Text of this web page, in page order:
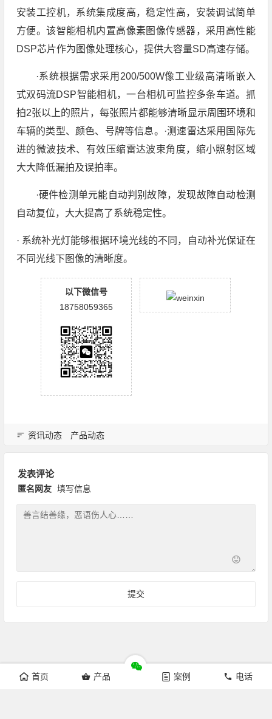
安装工控机，系统集成度高，稳定性高，安装调试简单
方便。该智能相机内置高像素图像传感器，采用高性能
DSP芯片作为图像处理核心，提供大容量SD高速存储。
·系统根据需求采用200/500W像工业级高清晰嵌入
式双码流DSP智能相机，一台相机可监控多条车道。抓
拍2张以上的照片，每张照片都能够清晰显示周围环境和
车辆的类型、颜色、号牌等信息。·测速雷达采用国际先
进的微波技术、有效压缩雷达波束角度，缩小照射区域
大大降低漏拍及误拍率。
·硬件检测单元能自动判别故障，发现故障自动检测
自动复位，大大提高了系统稳定性。
· 系统补光灯能够根据环境光线的不同，自动补光保证在
不同光线下图像的清晰度。
以下微信号
18758059365
资讯动态 产品动态
发表评论
匿名网友 填写信息
首页 产品 案例 电话